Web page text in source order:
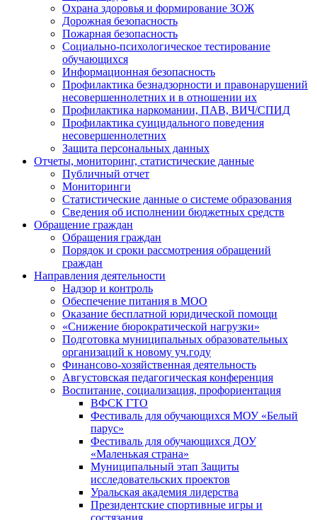
Охрана здоровья и формирование ЗОЖ
Дорожная безопасность
Пожарная безопасность
Социально-психологическое тестирование
обучающихся
Информационная безопасность
Профилактика безнадзорности и правонарушений
несовершеннолетних и в отношении их
Профилактика наркомании, ПАВ, ВИЧ/СПИД
Профилактика суицидального поведения
несовершеннолетних
Защита персональных данных
Отчеты, мониторинг, статистические данные
Публичный отчет
Мониторинги
Статистические данные о системе образования
Сведения об исполнении бюджетных средств
Обращение граждан
Обращения граждан
Порядок и сроки рассмотрения обращений
граждан
Направления деятельности
Надзор и контроль
Обеспечение питания в МОО
Оказание бесплатной юридической помощи
«Снижение бюрократической нагрузки»
Подготовка муниципальных образовательных
организаций к новому уч.году
Финансово-хозяйственная деятельность
Августовская педагогическая конференция
Воспитание, социализация, профориентация
ВФСК ГТО
Фестиваль для обучающихся МОУ «Белый
парус»
Фестиваль для обучающихся ДОУ
«Маленькая страна»
Муниципальный этап Защиты
исследовательских проектов
Уральская академия лидерства
Президентские спортивные игры и